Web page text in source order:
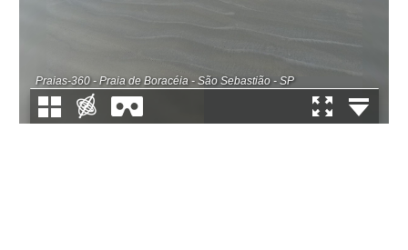
Praias-360 - Praia de Boracéia - São Sebastião - SP